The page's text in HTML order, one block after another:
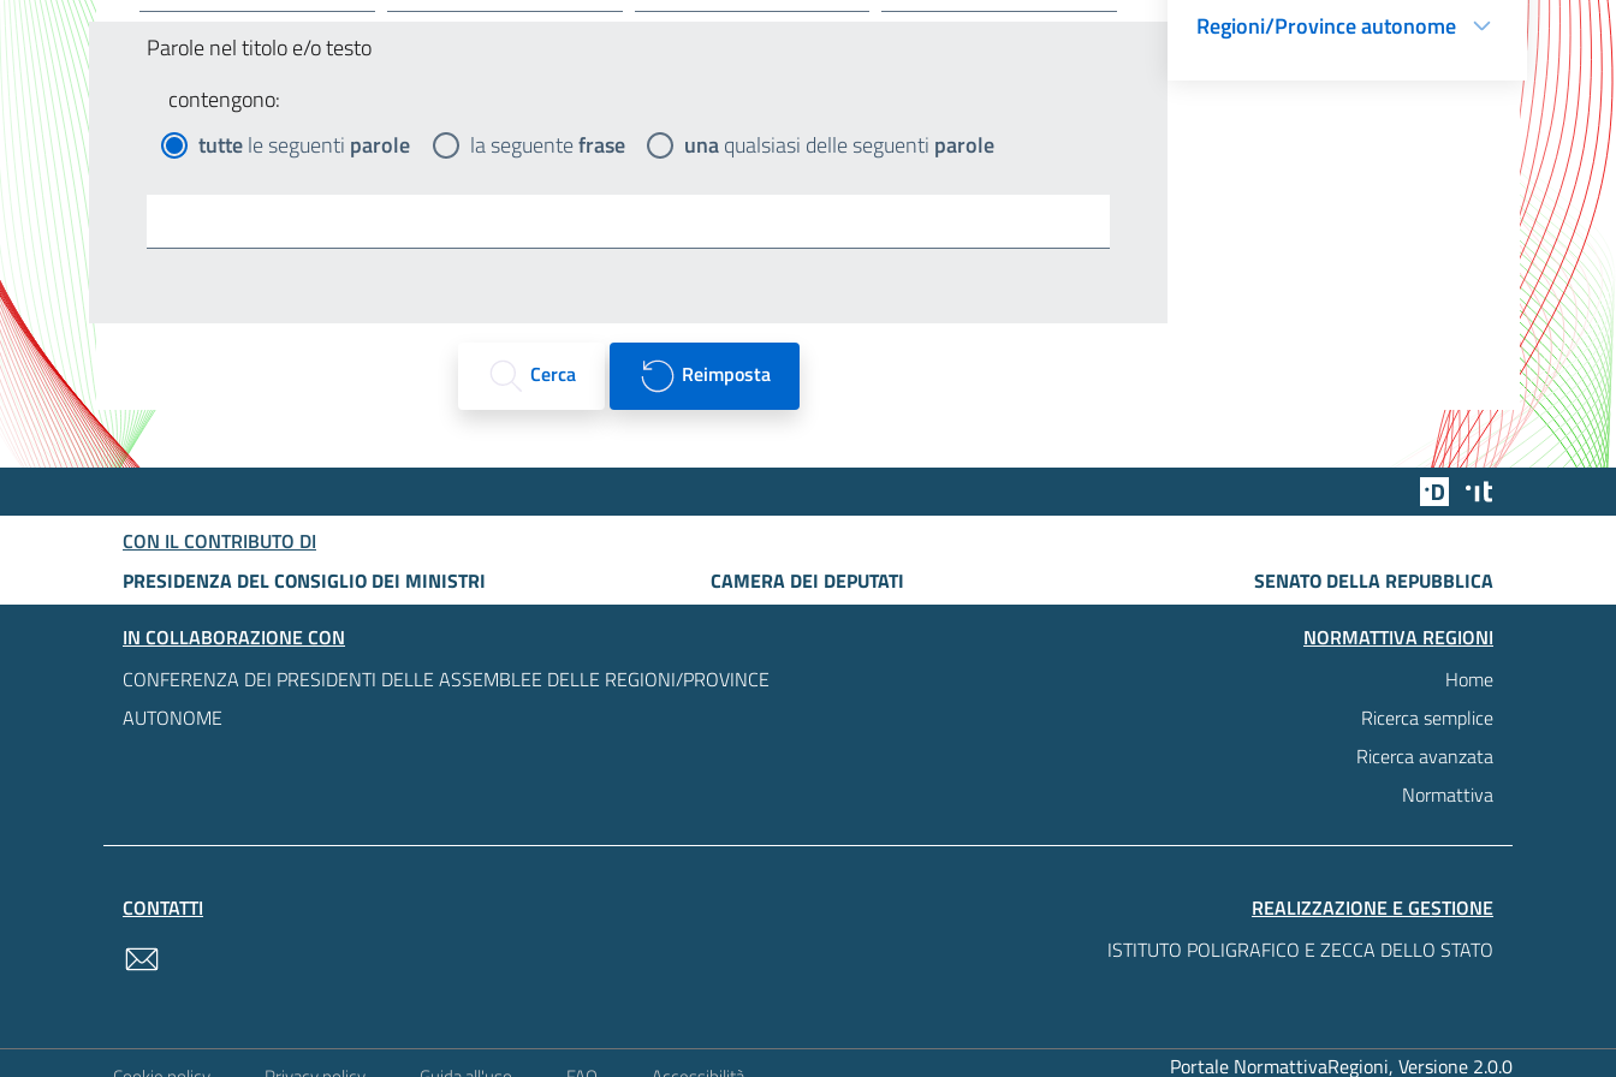
Parole nel titolo e/o testo
contengono:
tuttele seguenti parole la seguentefrase unaqualsiasi delle seguenti parole
Cerca Reimposta
Regioni/Province autonome
Team Digitale
CON IL CONTRIBUTO DI
PRESIDENZA DEL CONSIGLIO DEI MINISTRI
CAMERA DEI DEPUTATI
SENATO DELLA REPUBBLICA
IN COLLABORAZIONE CON
CONFERENZA DEI PRESIDENTI DELLE ASSEMBLEE DELLE REGIONI/PROVINCE
AUTONOME
NORMATTIVA REGIONI
Home
Ricerca semplice
Ricerca avanzata
Normattiva
CONTATTI
REALIZZAZIONE E GESTIONE
ISTITUTO POLIGRAFICO E ZECCA DELLO STATO
Portale NormattivaRegioni, Versione 2.0.0